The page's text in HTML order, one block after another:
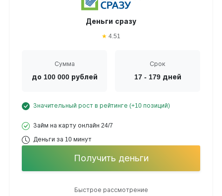
Деньги сразу
★ 4.51
Сумма
до 100 000 рублей
Срок
17 - 179 дней
Значительный рост в рейтинге (+10 позиций)
Займ на карту онлайн 24/7
Деньги за 10 минут
Получить деньги
Быстрое рассмотрение